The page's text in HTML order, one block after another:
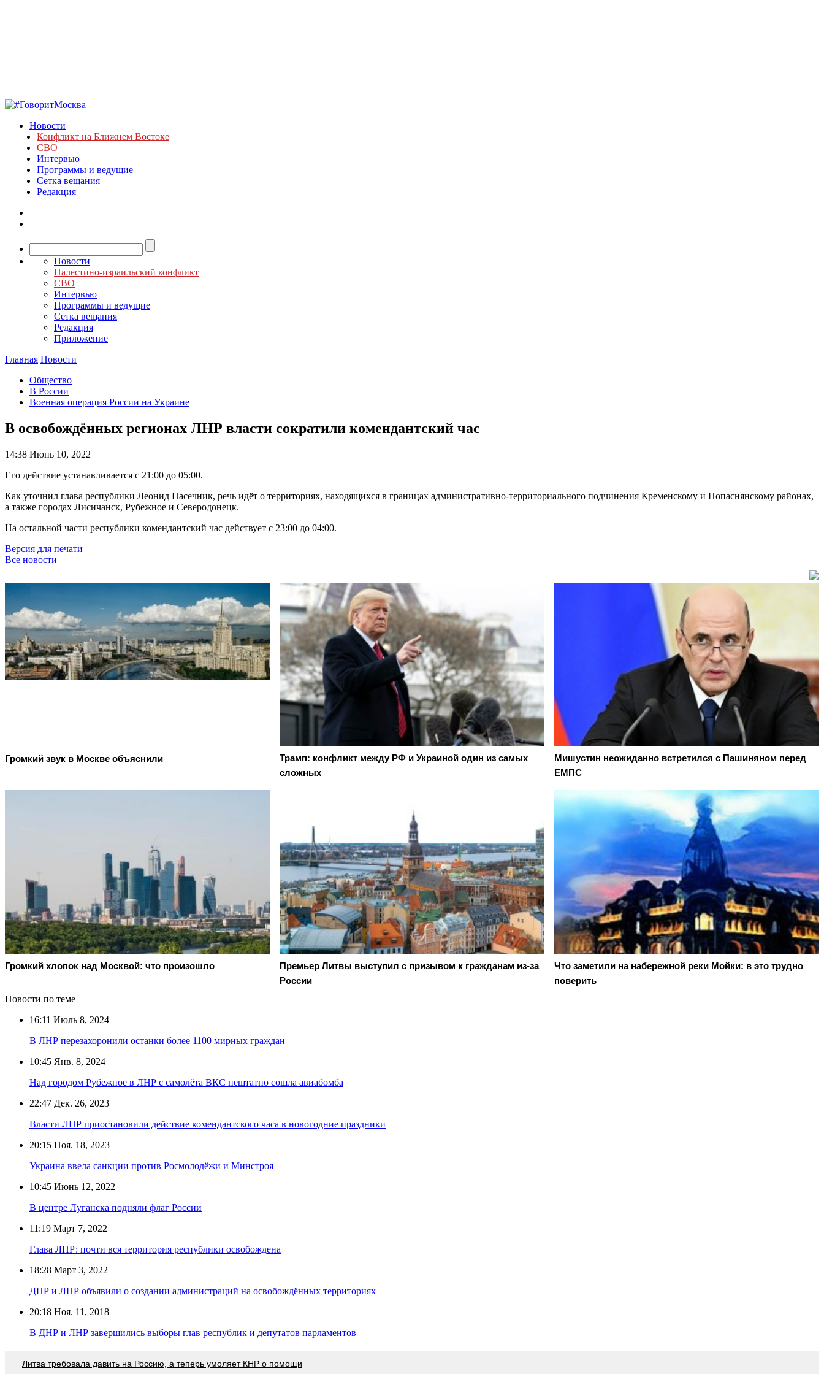
Новости
Конфликт на Ближнем Востоке
СВО
Интервью
Программы и ведущие
Сетка вещания
Редакция
Новости
Палестино-израильский конфликт
СВО
Интервью
Программы и ведущие
Сетка вещания
Редакция
Приложение
Главная Новости
Общество
В России
Военная операция России на Украине
В освобождённых регионах ЛНР власти сократили комендантский час
14:38 Июнь 10, 2022
Его действие устанавливается с 21:00 до 05:00.
Как уточнил глава республики Леонид Пасечник, речь идёт о территориях, находящихся в границах административно-территориального подчинения Кременскому и Попаснянскому районах,
а также городах Лисичанск, Рубежное и Северодонецк.
На остальной части республики комендантский час действует с 23:00 до 04:00.
Версия для печати
Все новости
Громкий звук в Москве объяснили
Трамп: конфликт между РФ и Украиной один из самых
сложных
Мишустин неожиданно встретился с Пашиняном перед
ЕМПС
Громкий хлопок над Москвой: что произошло
Премьер Литвы выступил с призывом к гражданам из-за
России
Что заметили на набережной реки Мойки: в это трудно
поверить
Новости по теме
16:11 Июль 8, 2024
В ЛНР перезахоронили останки более 1100 мирных граждан
10:45 Янв. 8, 2024
Над городом Рубежное в ЛНР с самолёта ВКС нештатно сошла авиабомба
22:47 Дек. 26, 2023
Власти ЛНР приостановили действие комендантского часа в новогодние праздники
20:15 Ноя. 18, 2023
Украина ввела санкции против Росмолодёжи и Минстроя
10:45 Июнь 12, 2022
В центре Луганска подняли флаг России
11:19 Март 7, 2022
Глава ЛНР: почти вся территория республики освобождена
18:28 Март 3, 2022
ДНР и ЛНР объявили о создании администраций на освобождённых территориях
20:18 Ноя. 11, 2018
В ДНР и ЛНР завершились выборы глав республик и депутатов парламентов
Литва требовала давить на Россию, а теперь умоляет КНР о помощи